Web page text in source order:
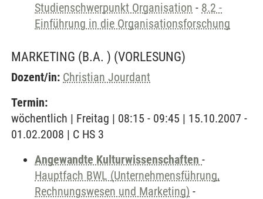
Studienschwerpunkt Organisation - 8.2 -
Einführung in die Organisationsforschung
MARKETING (B.A. ) (VORLESUNG)
Dozent/in: Christian Jourdant
Termin:
wöchentlich | Freitag | 08:15 - 09:45 | 15.10.2007 -
01.02.2008 | C HS 3
Angewandte Kulturwissenschaften -
Hauptfach BWL (Unternehmensführung,
Rechnungswesen und Marketing) -